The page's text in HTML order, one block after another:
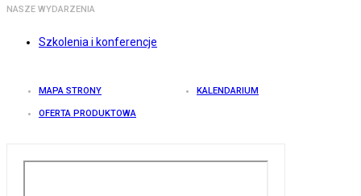
NASZE WYDARZENIA
Szkolenia i konferencje
MAPA STRONY KALENDARIUM
OFERTA PRODUKTOWA